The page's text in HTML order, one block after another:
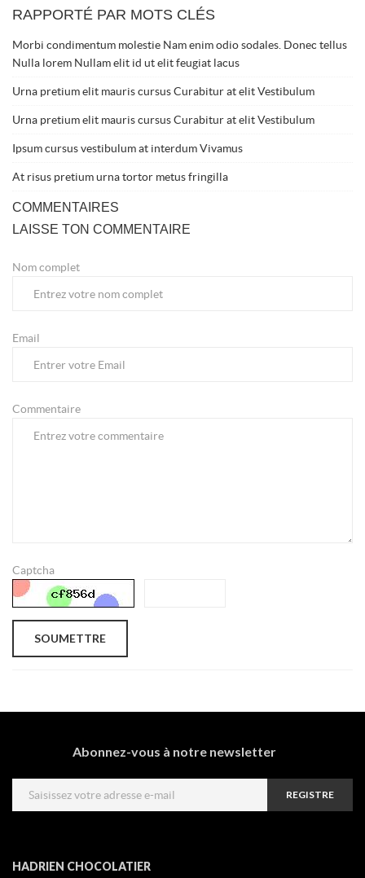
RAPPORTÉ PAR MOTS CLÉS
Morbi condimentum molestie Nam enim odio sodales. Donec tellus
Nulla lorem Nullam elit id ut elit feugiat lacus
Urna pretium elit mauris cursus Curabitur at elit Vestibulum
Urna pretium elit mauris cursus Curabitur at elit Vestibulum
Ipsum cursus vestibulum at interdum Vivamus
At risus pretium urna tortor metus fringilla
COMMENTAIRES
LAISSE TON COMMENTAIRE
Nom complet
Email
Commentaire
Captcha
SOUMETTRE
Abonnez-vous à notre newsletter
REGISTRE
HADRIEN CHOCOLATIER